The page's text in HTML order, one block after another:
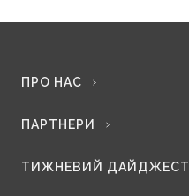
ПРО НАС
ПАРТНЕРИ
ТИЖНЕВИЙ ДАЙДЖЕСТ